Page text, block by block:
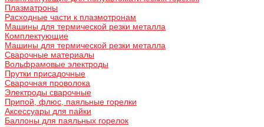
Плазматроны
Расходные части к плазмотронам
Машины для термической резки металла
Комплектующие
Машины для термической резки металла
Сварочные материалы
Вольфрамовые электроды
Прутки присадочные
Сварочная проволока
Электроды сварочные
Припой, флюс, паяльные горелки
Аксессуары для пайки
Баллоны для паяльных горелок